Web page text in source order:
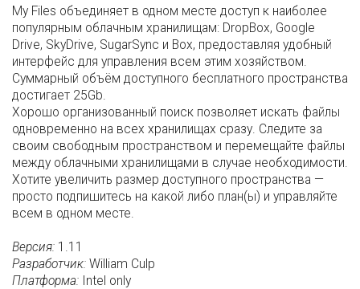
My Files объединяет в одном месте доступ к наиболее
популярным облачным хранилищам: DropBox, Google
Drive, SkyDrive, SugarSync и Box, предоставляя удобный
интерфейс для управления всем этим хозяйством.
Суммарный объём доступного бесплатного пространства
достигает 25Gb.
Хорошо организованный поиск позволяет искать файлы
одновременно на всех хранилищах сразу. Следите за
своим свободным пространством и перемещайте файлы
между облачными хранилищами в случае необходимости.
Хотите увеличить размер доступного пространства —
просто подпишитесь на какой либо план(ы) и управляйте
всем в одном месте.
Версия: 1.11
Разработчик: William Culp
Платформа: Intel only